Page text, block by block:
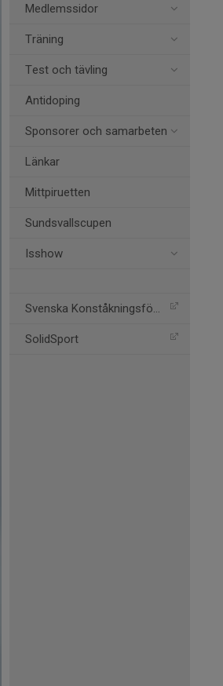
Medlemssidor
Träning
Test och tävling
Antidoping
Sponsorer och samarbeten
Länkar
Mittpiruetten
Sundsvallscupen
Isshow
Svenska Konståkningsförbu
SolidSport